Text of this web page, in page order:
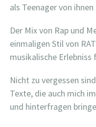
als Teenager von
Der Mix von Rap und
einmaligen Stil von
musikalische Erlebniss
Nicht zu vergessen
Texte, die auch mich
und hinterfragen